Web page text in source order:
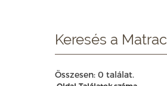
Keresés a
Összesen: 0 találat.